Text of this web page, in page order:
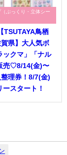
ぷっくり・立体シー
TSUTAYA鳥栖
県】大人気ボ
ックマ」「ナル
売♡8/14(金)〜
理券！8/7(金)
スタート！